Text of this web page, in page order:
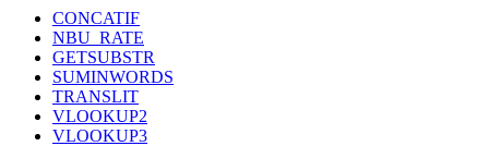
CONCATIF
NBU_RATE
GETSUBSTR
SUMINWORDS
TRANSLIT
VLOOKUP2
VLOOKUP3